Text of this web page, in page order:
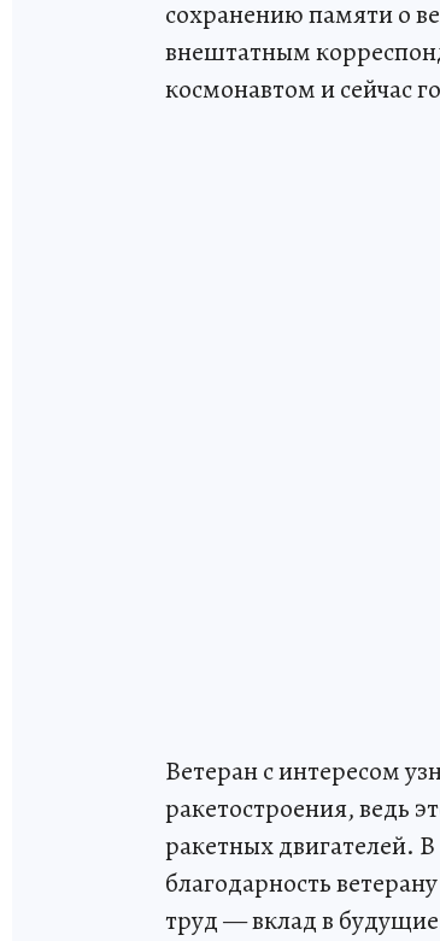
сохранению памяти о
внештатным
космонавтом и сейчас
Ветеран с интересом
ракетостроения, ведь
ракетных двигателей.
благодарность
труд — вклад в